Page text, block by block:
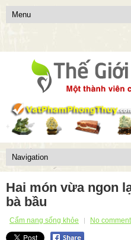
Hai món vừa ngon
bà bầu
Cẩm nang sống khỏe No